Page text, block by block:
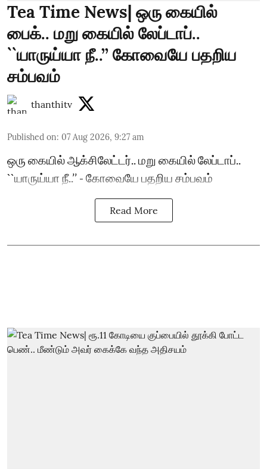
Tea Time News| ஒரு கையில்
பைக்.. மறு கையில் லேப்டாப்..
``யாருய்யா நீ..’’ கோவையே பதறிய
சம்பவம்
thanthitv
Published on: 07 Aug 2026, 9:27 am
ஒரு கையில் ஆக்சிலேட்டர்.. மறு கையில் லேப்டாப்..
``யாருய்யா நீ..’’ - கோவையே பதறிய சம்பவம்
Read More